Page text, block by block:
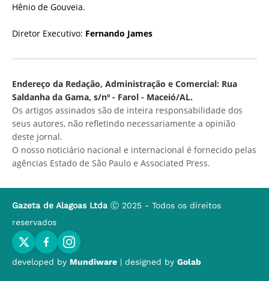
Hênio de Gouveia.
Diretor Executivo: Fernando James
Endereço da Redação, Administração e Comercial: Rua
Saldanha da Gama, s/nº - Farol - Maceió/AL.
Os artigos assinados são de inteira responsabilidade dos
seus autores, não refletindo necessariamente a opinião
deste jornal.
O nosso noticiário nacional e internacional é fornecido pelas
agências Estado de São Paulo e Associated Press.
Gazeta de Alagoas Ltda Ⓒ 2025 - Todos os direitos
reservados
developed by Mundiware | designed by Golab